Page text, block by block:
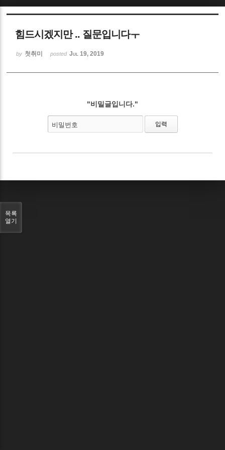
힘드시겠지만 .. 질문입니다ㅜ
by 첫취미 posted Jul 19, 2019
"비밀글입니다."
비밀번호
목록
열기
Sketchbook5, 스케치북5
Sketchbook5, 스케치북5